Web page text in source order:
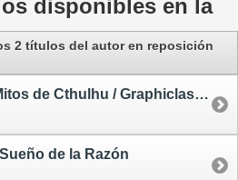
disponibles en la
2 títulos del autor en reposición
Lovecraft y los Mitos de Cthulhu / Graphiclassic 6
de la Razón